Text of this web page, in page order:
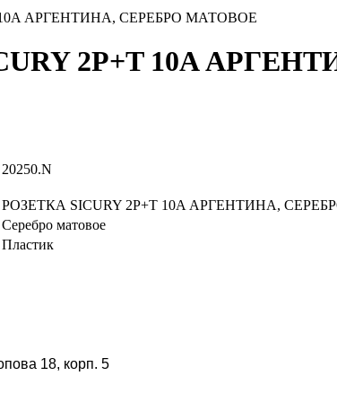
10A АРГЕНТИНА, СЕРЕБРО МАТОВОЕ
2P+T 10A
20250.N
РОЗЕТКА SICURY 2P+T 10A АРГЕНТИНА,
Серебро матовое
Пластик
18, корп. 5